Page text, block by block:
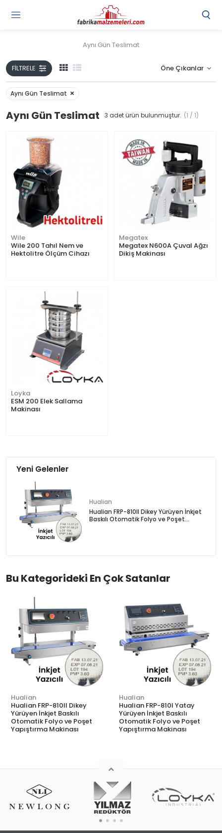
Aynı Gün Teslimat
FILTRELE
Aynı Gün Teslimat
Aynı Gün Teslimat 3 adet ürün bulunmuştur. (1 / 1)
Wile
Wile 200 Tahıl Nem ve
Hektolitre Ölçüm Cihazı
Megatex
Megatex N600A Çuval Ağzı
Dikiş Makinası
Loyka
ESM 200 Elek Sallama
Makinası
Yeni Gelenler
Hualian
Hualian FRP-810II Dikey Yürüyen İnkjet
Baskılı Otomatik Folyo ve Poşet
Bu Kategorideki En Çok Satanlar
Hualian
Hualian FRP-810II Dikey
Yürüyen İnkjet Baskılı
Otomatik Folyo ve Poşet
Yapıştırma Makinası
Hualian
Hualian FRP-810I Yatay
Yürüyen İnkjet Baskılı
Otomatik Folyo ve Poşet
Yapıştırma Makinası